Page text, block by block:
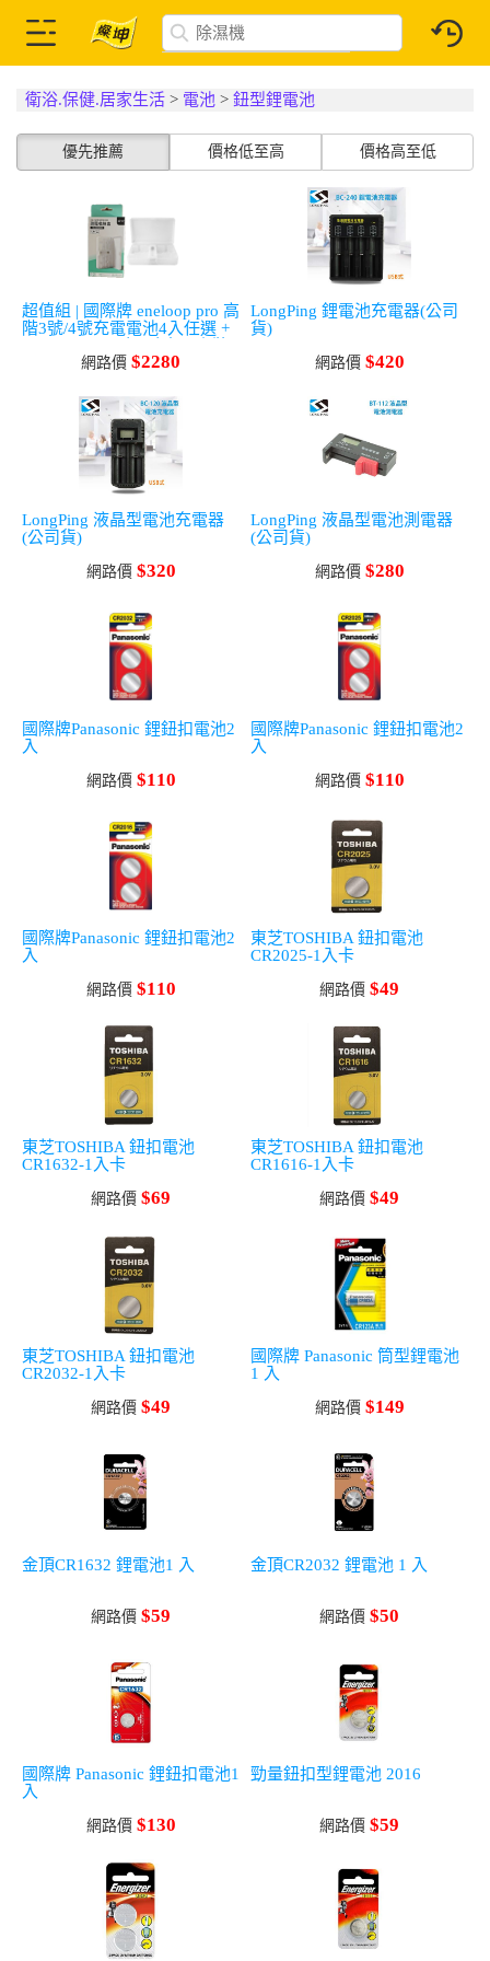
衛浴.保健.居家生活 > 電池 >鈕型鋰電池
優先推薦 價格低至高 價格高至低
超值組 | 國際牌 eneloop pro 高
階3號/4號充電電池4入任選 +
組任選 + Co Rhea 智慧測電電
網路價 $2280
LongPing 鋰電池充電器(公司
貨)
網路價 $420
LongPing 液晶型電池充電器
(公司貨)
網路價 $320
LongPing 液晶型電池測電器
(公司貨)
網路價 $280
國際牌Panasonic 鋰鈕扣電池2
入
網路價 $110
國際牌Panasonic 鋰鈕扣電池2
入
網路價 $110
國際牌Panasonic 鋰鈕扣電池2
入
網路價 $110
東芝TOSHIBA 鈕扣電池
CR2025-1入卡
網路價 $49
東芝TOSHIBA 鈕扣電池
CR1632-1入卡
網路價 $69
東芝TOSHIBA 鈕扣電池
CR1616-1入卡
網路價 $49
東芝TOSHIBA 鈕扣電池
CR2032-1入卡
網路價 $49
國際牌 Panasonic 筒型鋰電池
1 入
網路價 $149
金頂CR1632 鋰電池1 入
網路價 $59
金頂CR2032 鋰電池 1 入
網路價 $50
國際牌 Panasonic 鋰鈕扣電池1
入
網路價 $130
勁量鈕扣型鋰電池 2016
網路價 $59